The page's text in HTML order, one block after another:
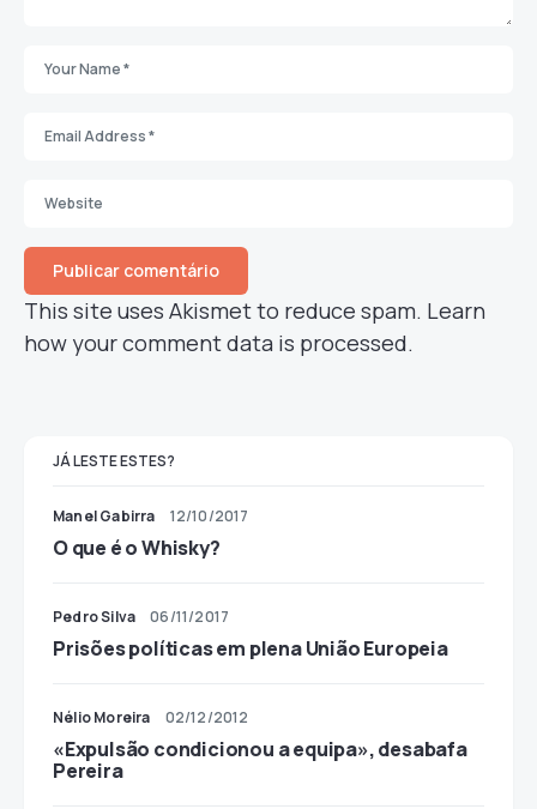
This site uses Akismet to reduce spam. Learn
how your comment data is processed.
JÁ LESTE ESTES?
Manel Gabirra 12/10/2017
O que é o Whisky?
Pedro Silva 06/11/2017
Prisões políticas em plena União Europeia
Nélio Moreira 02/12/2012
«Expulsão condicionou a equipa», desabafa
Pereira